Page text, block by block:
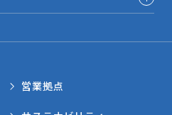
営業拠点